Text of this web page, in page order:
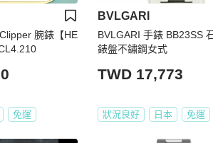
腕錶【HE
免運
BVLGARI
BVLGARI 手錶 BB23SS
錶盤不鏽鋼女式
TWD 17,773
狀況良好 日本 免運